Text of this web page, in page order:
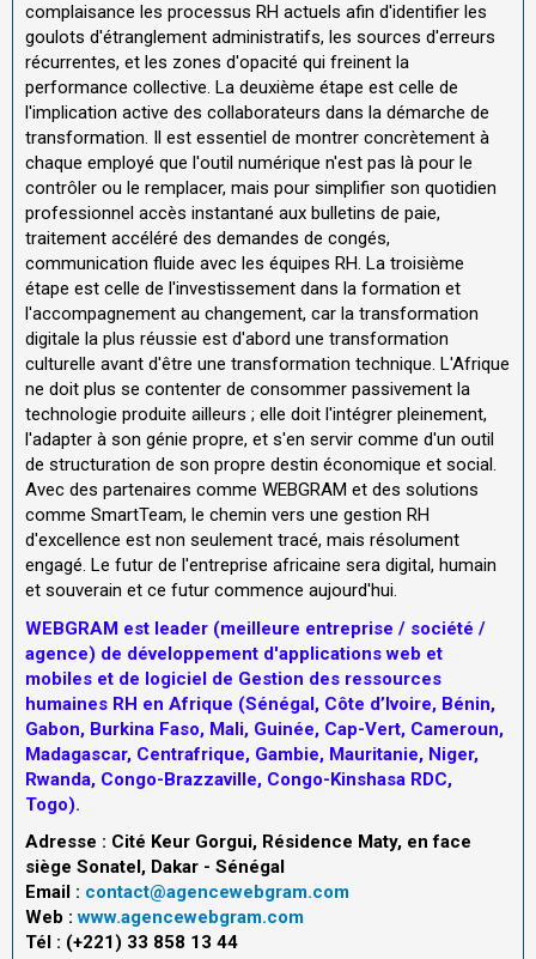
complaisance les processus RH actuels afin d'identifier les
goulots d'étranglement administratifs, les sources d'erreurs
récurrentes, et les zones d'opacité qui freinent la
performance collective. La deuxième étape est celle de
l'implication active des collaborateurs dans la démarche de
transformation. Il est essentiel de montrer concrètement à
chaque employé que l'outil numérique n'est pas là pour le
contrôler ou le remplacer, mais pour simplifier son quotidien
professionnel accès instantané aux bulletins de paie,
traitement accéléré des demandes de congés,
communication fluide avec les équipes RH. La troisième
étape est celle de l'investissement dans la formation et
l'accompagnement au changement, car la transformation
digitale la plus réussie est d'abord une transformation
culturelle avant d'être une transformation technique. L'Afrique
ne doit plus se contenter de consommer passivement la
technologie produite ailleurs ; elle doit l'intégrer pleinement,
l'adapter à son génie propre, et s'en servir comme d'un outil
de structuration de son propre destin économique et social.
Avec des partenaires comme WEBGRAM et des solutions
comme SmartTeam, le chemin vers une gestion RH
d'excellence est non seulement tracé, mais résolument
engagé. Le futur de l'entreprise africaine sera digital, humain
et souverain et ce futur commence aujourd'hui.
WEBGRAM est leader (meilleure entreprise / société /
agence) de développement d'applications web et
mobiles et de logiciel de Gestion des ressources
humaines RH en Afrique (Sénégal, Côte d’Ivoire, Bénin,
Gabon, Burkina Faso, Mali, Guinée, Cap-Vert, Cameroun,
Madagascar, Centrafrique, Gambie, Mauritanie, Niger,
Rwanda, Congo-Brazzaville, Congo-Kinshasa RDC,
Togo).
Adresse : Cité Keur Gorgui, Résidence Maty, en face
siège Sonatel, Dakar - Sénégal
Email : contact@agencewebgram.com
Web :www.agencewebgram.com
Tél : (+221) 33 858 13 44